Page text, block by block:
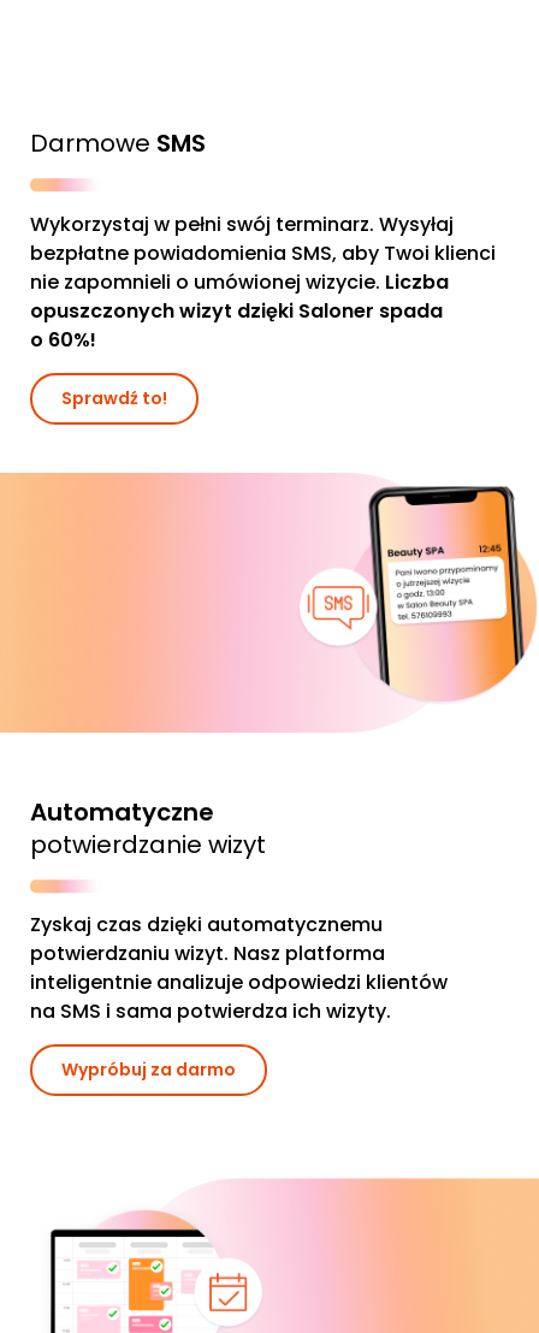
Darmowe SMS
Wykorzystaj w pełni swój terminarz. Wysyłaj
bezpłatne powiadomienia SMS, aby Twoi klienci
nie zapomnieli o umówionej wizycie. Liczba
opuszczonych wizyt dzięki Saloner spada
o 60%!
Sprawdź to!
Automatyczne
potwierdzanie wizyt
Zyskaj czas dzięki automatycznemu
potwierdzaniu wizyt. Nasz platforma
inteligentnie analizuje odpowiedzi klientów
na SMS i sama potwierdza ich wizyty.
Wypróbuj za darmo